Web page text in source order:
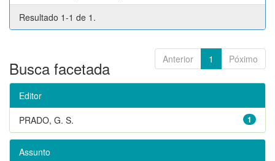
Resultado 1-1 de 1.
Anterior 1 Póximo
Busca facetada
Editor
1
PRADO, G. S.
Assunto